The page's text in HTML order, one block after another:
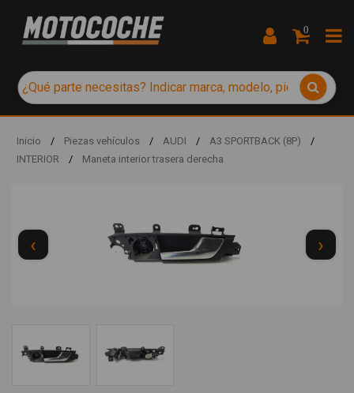
0
Inicio / Piezas vehículos / AUDI / A3 SPORTBACK (8P)
/
INTERIOR
/ Maneta interior trasera derecha
‹ ›